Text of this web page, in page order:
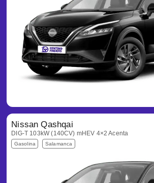
Nissan Qashqai
DIG-T 103kW (140CV) mHEV 4×2 Acenta
Gasolina Salamanca